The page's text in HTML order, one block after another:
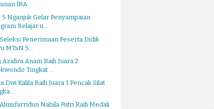
(RA...
5 Nganjuk Gelar Penyampaian
Belajar u...
Penerimaan Peserta Didik
MTsN 5...
Azafira Anam Raih Juara 2
Tingkat ...
Dwi Kalila Raih Juara 1 Pencak Silat
Nabila Putri Raih Medali